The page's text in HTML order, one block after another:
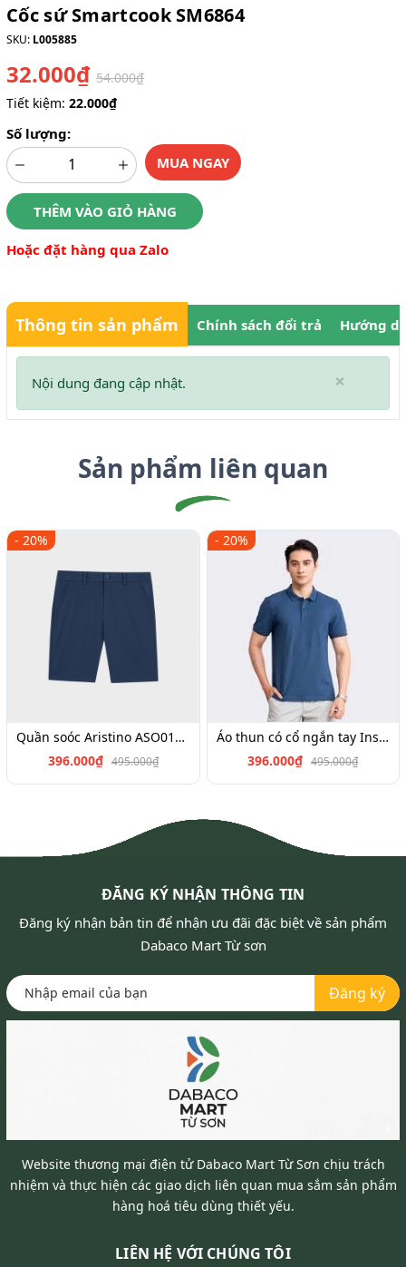
Cốc sứ Smartcook SM6864
SKU: L005885
32.000₫ 54.000₫
Tiết kiệm: 22.000₫
Số lượng:
MUA NGAY
THÊM VÀO GIỎ HÀNG
Hoặc đặt hàng qua Zalo
Thông tin sản phẩm Chính sách đổi trả Hướng
×
Nội dung đang cập nhật.
Sản phẩm liên quan
- 20%
Quần soóc Aristino ASO017S3,Insidemen SO026S3,ISO025S3
396.000₫ 495.000₫
- 20%
Áo thun có cổ ngắn tay Insidemen IPS040S3, IPS034S3,IPS022S3,IPS019S3,IPS064S2
396.000₫ 495.000₫
ĐĂNG KÝ NHẬN THÔNG TIN
Đăng ký nhận bản tin để nhận ưu đãi đặc biệt về sản phẩm
Dabaco Mart Từ sơn
Đăng ký
Website thương mại điện tử Dabaco Mart Từ Sơn chịu trách
nhiệm và thực hiện các giao dịch liên quan mua sắm sản phẩm
hàng hoá tiêu dùng thiết yếu.
LIÊN HỆ VỚI CHÚNG TÔI